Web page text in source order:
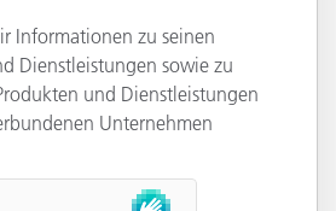
Informationen zu seinen
Dienstleistungen sowie zu
und Dienstleistungen
Unternehmen